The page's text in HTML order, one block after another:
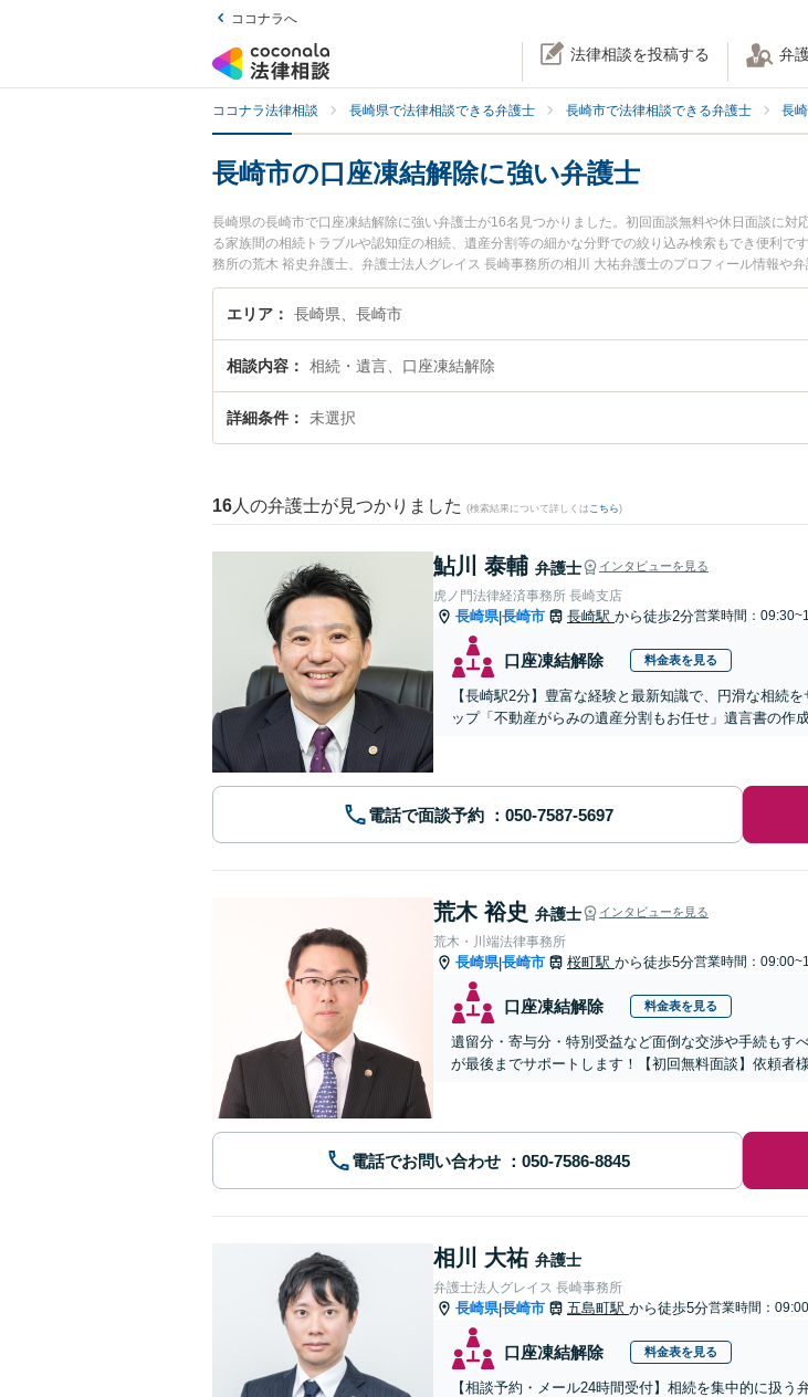
ココナラへ
法律相談を投稿する 弁
ココナラ法律相談 長崎県で法律相談できる弁護士 長崎市で法律相談できる弁護士 長
長崎市の口座凍結解除に強い弁護士
長崎県の長崎市で口座凍結解除に強い弁護士が16名見つかりました。初回面談無料や休日面談に
る家族間の相続トラブルや認知症の相続、遺産分割等の細かな分野での絞り込み検索もでき便利
務所の荒木 裕史弁護士、弁護士法人グレイス 長崎事務所の相川 大祐弁護士のプロフィール情報や
座凍結解除のトラブルを今すぐに弁護士に相談したい』『口座凍結解除のトラブル解決の実績豊
長崎市内の弁護士に相談予約したい』などでお困りの相談者さんにおすすめです。
エリア 長崎県、長崎市
相談内容 相続・遺言、口座凍結解除
詳細条件 未選択
16 人の弁護士が見つかりました (検索結果について詳しくは こちら)
鮎川 泰輔 弁護士 インタビューを見る
虎ノ門法律経済事務所 長崎支店
長崎県|長崎市 長崎駅 から徒歩2分営業時間：
口座凍結解除 料金表を見る
【長崎駅2分】豊富な経験と最新知識で、円滑な相続
ップ「不動産がらみの遺産分割もお任せ」遺言書の作
電話で面談予約
荒木 裕史 弁護士 インタビューを見る
荒木・川端法律事務所
長崎県|長崎市 桜町駅 から徒歩5分営業時間：
口座凍結解除 料金表を見る
遺留分・寄与分・特別受益など面倒な交渉や手続もす
が最後までサポートします！【初回無料面談】依頼者
電話でお問い合わせ
相川 大祐 弁護士
弁護士法人グレイス 長崎事務所
長崎県|長崎市 五島町駅 から徒歩5分営業時間：
口座凍結解除 料金表を見る
【相談予約・メール24時間受付】相続を集中的に扱